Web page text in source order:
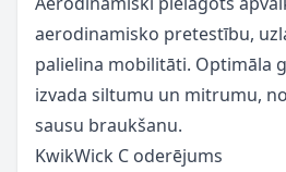
aerodinamisko pretestību,
palielina mobilitāti. Optimāla
izvada siltumu un mitrumu,
sausu braukšanu.
KwikWick C oderējums